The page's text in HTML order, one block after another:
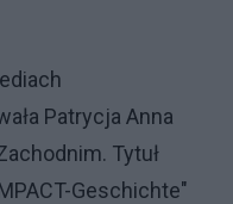
Patrycja Anna
Tytuł
Geschichte"